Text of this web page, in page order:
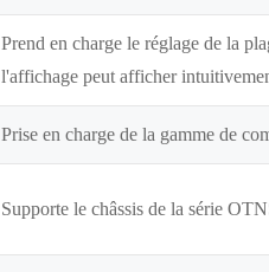
Prend en charge le réglage de la
l'affichage peut afficher
Prise en charge de la gamme de
Supporte le châssis de la série